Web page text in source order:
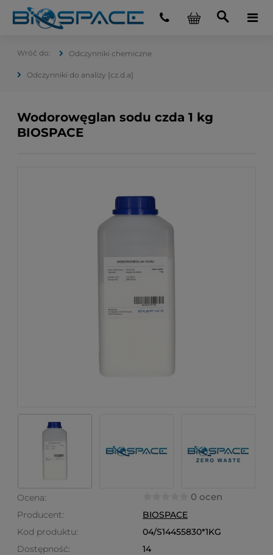
Odczynniki chemiczne
Odczynniki do analizy [cz.d.a]
Wodorowęglan sodu czda 1 kg
BIOSPACE
Ocena: 0 ocen
Producent:
BIOSPACE
Kod produktu:
04/S14455830*1KG
Dostępność:
14